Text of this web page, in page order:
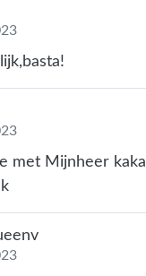
met Mijnheer kaka